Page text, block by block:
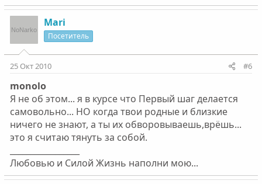
Mari
Посетитель
25 Окт 2010 #6
monolo
Я не об этом... я в курсе что Первый шаг делается
самовольно... НО когда твои родные и близкие
ничего не знают, а ты их обворовываешь,врёшь...
это я считаю тянуть за собой.
Любовью и Силой Жизнь наполни мою...